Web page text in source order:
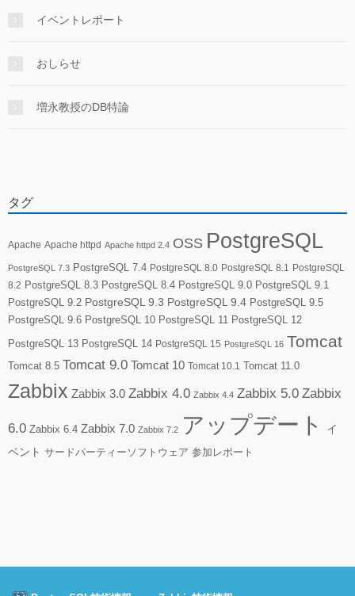
イベントレポート
おしらせ
増永教授のDB特論
タグ
Apache Apache httpd Apache httpd 2.4 OSS PostgreSQL
PostgreSQL 7.3 PostgreSQL 7.4 PostgreSQL 8.0 PostgreSQL 8.1
PostgreSQL
8.2 PostgreSQL 8.3 PostgreSQL 8.4 PostgreSQL 9.0 PostgreSQL 9.1
PostgreSQL 9.2 PostgreSQL 9.3 PostgreSQL 9.4 PostgreSQL 9.5
PostgreSQL 9.6 PostgreSQL 10 PostgreSQL 11 PostgreSQL 12
PostgreSQL 13 PostgreSQL 14 PostgreSQL 15 PostgreSQL 16 Tomcat
Tomcat 8.5 Tomcat 9.0 Tomcat 10 Tomcat 10.1 Tomcat 11.0
Zabbix Zabbix 3.0 Zabbix 4.0 Zabbix 4.4 Zabbix 5.0 Zabbix
6.0 Zabbix 6.4 Zabbix 7.0 Zabbix 7.2 アップデート
イ
ベント サードパーティーソフトウェア 参加レポート